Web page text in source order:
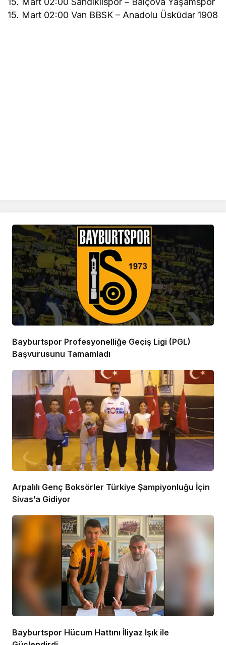
15. Mart 02:00 Van BBSK – Anadolu Üsküdar 1908
Bayburtspor Profesyonelliğe Geçiş Ligi (PGL)
Başvurusunu Tamamladı
Arpalılı Genç Boksörler Türkiye Şampiyonluğu İçin
Sivas’a Gidiyor
Bayburtspor Hücum Hattını İliyaz Işık ile